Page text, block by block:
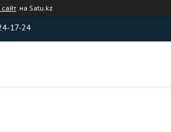
на Satu.kz
17-24